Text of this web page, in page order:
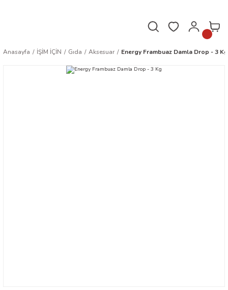
Anasayfa İŞİM İÇİN Gıda Aksesuar Energy Frambuaz Damla Drop - 3 Kg